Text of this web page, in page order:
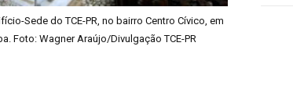
Sede do TCE-PR, no bairro Centro Cívico, em
Foto: Wagner Araújo/Divulgação TCE-PR